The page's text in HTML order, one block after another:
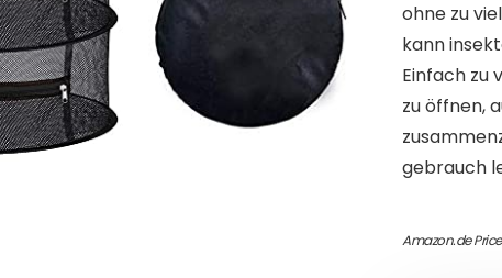
ohne zu
kann
Einfach zu
zu öffnen,
gebrauch
Amazon.de